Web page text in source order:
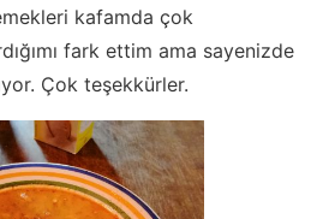
kafamda çok
fark ettim ama sayenizde
Çok teşekkürler.